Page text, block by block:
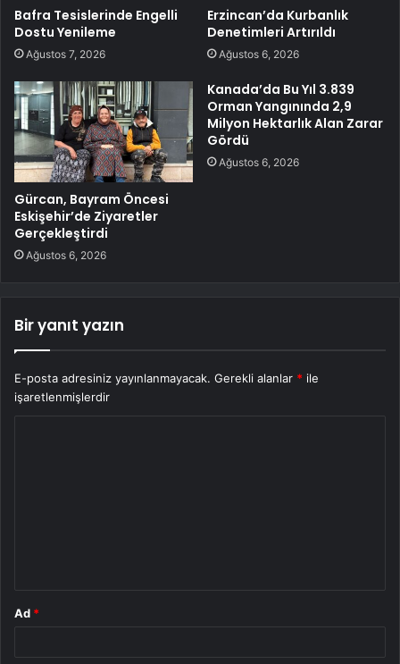
Bafra Tesislerinde Engelli
Dostu Yenileme
Ağustos 7, 2026
Erzincan’da Kurbanlık
Denetimleri Artırıldı
Ağustos 6, 2026
Gürcan, Bayram Öncesi
Eskişehir’de Ziyaretler
Gerçekleştirdi
Ağustos 6, 2026
Kanada’da Bu Yıl 3.839
Orman Yangınında 2,9
Milyon Hektarlık Alan Zarar
Gördü
Ağustos 6, 2026
Bir yanıt yazın
E-posta adresiniz yayınlanmayacak. Gerekli alanlar * ile
işaretlenmişlerdir
Ad *